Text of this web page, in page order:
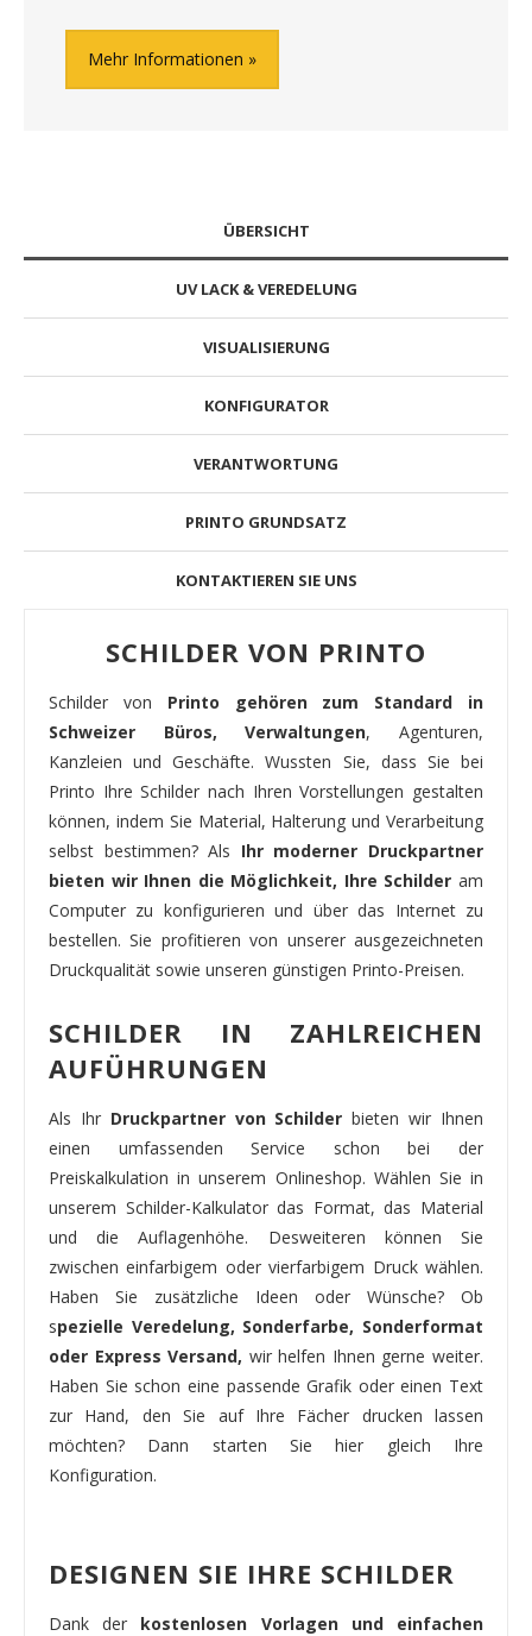
Mehr Informationen
ÜBERSICHT
UV LACK & VEREDELUNG
VISUALISIERUNG
KONFIGURATOR
VERANTWORTUNG
PRINTO GRUNDSATZ
KONTAKTIEREN SIE UNS
SCHILDER VON PRINTO
Schilder von Printo gehören zum Standard in
Schweizer Büros, Verwaltungen, Agenturen,
Kanzleien und Geschäfte. Wussten Sie, dass Sie bei
Printo Ihre Schilder nach Ihren Vorstellungen gestalten
können, indem Sie Material, Halterung und Verarbeitung
selbst bestimmen? Als Ihr moderner Druckpartner
bieten wir Ihnen die Möglichkeit, Ihre Schilder am
Computer zu konfigurieren und über das Internet zu
bestellen. Sie profitieren von unserer ausgezeichneten
Druckqualität sowie unseren günstigen Printo-Preisen.
SCHILDER IN ZAHLREICHEN
AUFÜHRUNGEN
Als Ihr Druckpartner von Schilderbieten wir Ihnen
einen umfassenden Service schon bei der
Preiskalkulation in unserem Onlineshop. Wählen Sie in
unserem Schilder-Kalkulator das Format, das Material
und die Auflagenhöhe. Desweiteren können Sie
zwischen einfarbigem oder vierfarbigem Druck wählen.
Haben Sie zusätzliche Ideen oder Wünsche? Ob
spezielle Veredelung, Sonderfarbe, Sonderformat
oder Express Versand, wir helfen Ihnen gerne weiter.
Haben Sie schon eine passende Grafik oder einen Text
zur Hand, den Sie auf Ihre Fächer drucken lassen
möchten? Dann starten Sie hier gleich Ihre
Konfiguration.
DESIGNEN SIE IHRE SCHILDER
Dank der kostenlosen Vorlagen und einfachen